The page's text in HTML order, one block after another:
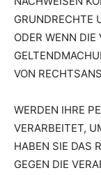
GRUNDRECHTE
ODER WENN DIE
VON
WERDEN IHRE
VERARBEITET,
HABEN SIE DAS
GEGEN DIE